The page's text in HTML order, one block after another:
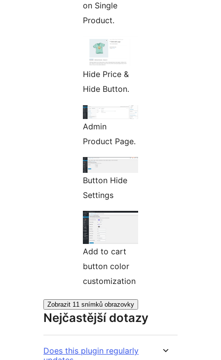
on Single
Product.
Hide Price &
Hide Button.
Admin
Product Page.
Button Hide
Settings
Add to cart
button color
customization
Zobrazit 11 snímků obrazovky
Nejčastější dotazy
Does this plugin regularly